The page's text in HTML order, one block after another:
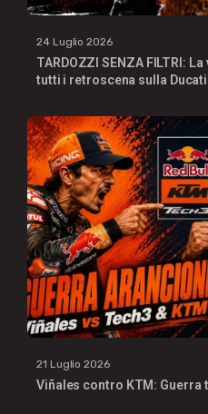
24 Luglio 2026
TARDOZZI SENZA FILTRI:
tutti i retroscena sulla
21 Luglio 2026
Viñales contro KTM: Guerra